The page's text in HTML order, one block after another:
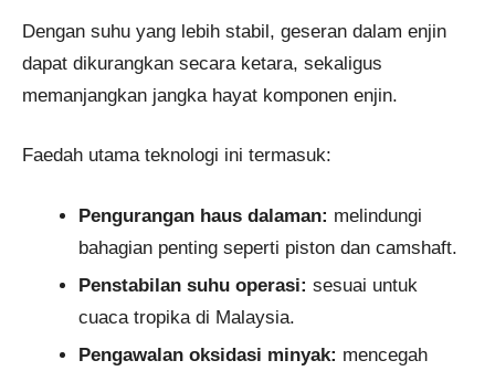
Dengan suhu yang lebih stabil, geseran dalam enjin
dapat dikurangkan secara ketara, sekaligus
memanjangkan jangka hayat komponen enjin.
Faedah utama teknologi ini termasuk:
Pengurangan haus dalaman: melindungi
bahagian penting seperti piston dan camshaft.
Penstabilan suhu operasi: sesuai untuk
cuaca tropika di Malaysia.
Pengawalan oksidasi minyak: mencegah